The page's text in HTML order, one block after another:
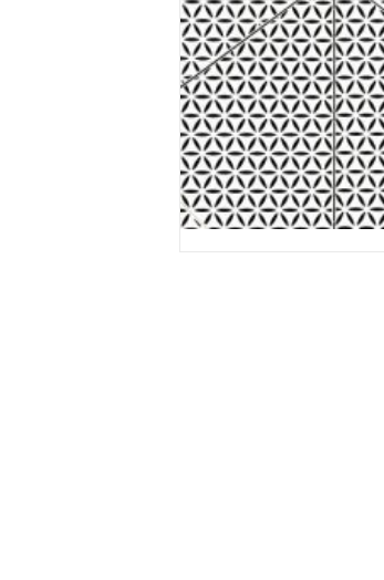
穿
孔
铝
板
建
筑
外
表
皮